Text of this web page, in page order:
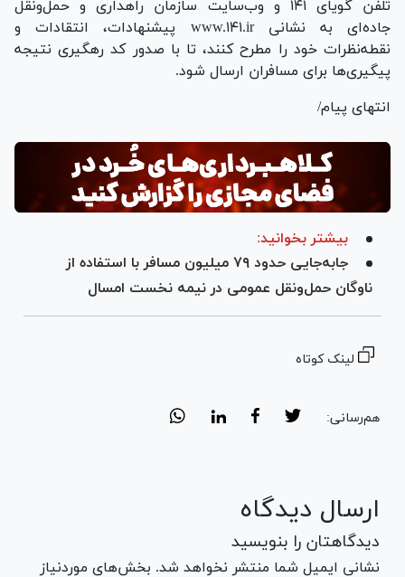
تلفن گویای ۱۴۱ و وب‌سایت سازمان راهداری و حمل‌ونقل
جاده‌ای به نشانی www.۱۴۱.ir پیشنهادات، انتقادات و
نقطه‌نظرات خود را مطرح کنند، تا با صدور کد رهگیری نتیجه
پیگیری‌ها برای مسافران ارسال شود.
انتهای پیام/
بیشتر بخوانید:
جابه‌جایی حدود ۷۹ میلیون مسافر با استفاده از
ناوگان حمل‌ونقل عمومی در نیمه نخست امسال
لینک کوتاه
هم‌رسانی:
ارسال دیدگاه
دیدگاهتان را بنویسید
نشانی ایمیل شما منتشر نخواهد شد. بخش‌های موردنیاز